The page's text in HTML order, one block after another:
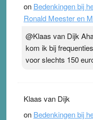
on Bedenkingen bij
Ronald Meester en
@Klaas van Dijk
kom ik bij
voor slechts 150
Klaas van Dijk
on Bedenkingen bij